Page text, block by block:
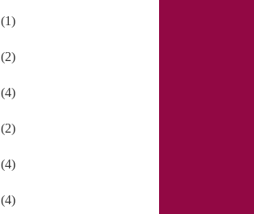
(1)
(2)
(4)
(2)
(4)
(4)